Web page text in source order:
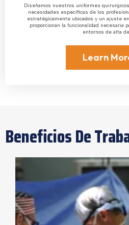
Diseñamos nuestros uniformes
necesidades específicas de los
estratégicamente ubicados y un ajuste
proporcionan la funcionalidad necesaria
entornos de alta
Learn
Beneficios De